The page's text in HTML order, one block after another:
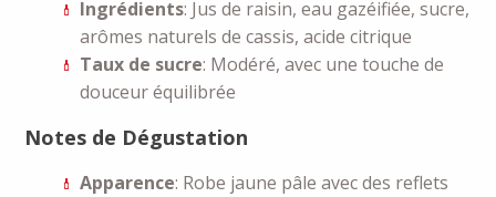
Ingrédients: Jus de raisin, eau gazéifiée, sucre,
arômes naturels de cassis, acide citrique
Taux de sucre: Modéré, avec une touche de
douceur équilibrée
Notes de Dégustation
Apparence: Robe jaune pâle avec des reflets